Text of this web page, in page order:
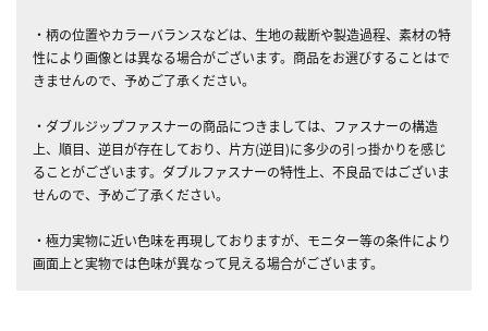
・柄の位置やカラーバランスなどは、生地の裁断や製造過程、素材の特
性により画像とは異なる場合がございます。商品をお選びすることはで
きませんので、予めご了承ください。
・ダブルジップファスナーの商品につきましては、ファスナーの構造
上、順目、逆目が存在しており、片方(逆目)に多少の引っ掛かりを感じ
ることがございます。ダブルファスナーの特性上、不良品ではございま
せんので、予めご了承ください。
・極力実物に近い色味を再現しておりますが、モニター等の条件により
画面上と実物では色味が異なって見える場合がございます。